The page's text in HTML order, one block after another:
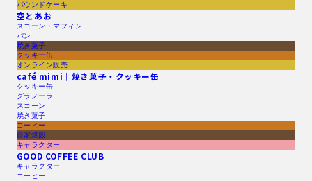
パウンドケーキ
空とあお
スコーン・マフィン
パン
焼き菓子
クッキー缶
オンライン販売
café mimi｜焼き菓子・クッキー缶
クッキー缶
グラノーラ
スコーン
焼き菓子
コーヒー
自家焙煎
キャラクター
GOOD COFFEE CLUB
キャラクター
コーヒー